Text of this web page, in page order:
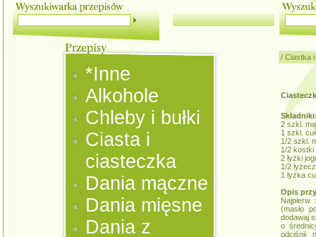
*Inne
Alkohole
Chleby i bułki
Ciasta i
ciasteczka
Dania mączne
Dania mięsne
Dania z
/ Ciastka
2 szkl.
1 szkl.
1/2 szkl.
1/2 kostki
2 łyżki
1/2
1 łyżka
Opis
Najpierw
(masło
dodawaj
o
odciśnij